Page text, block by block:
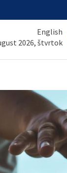
English
2026, štvrtok